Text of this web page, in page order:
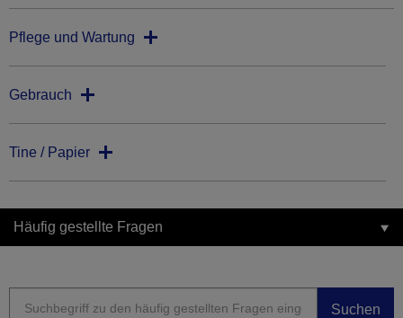
Pflege und Wartung
Gebrauch
Tine / Papier
Häufig gestellte Fragen
Suchen